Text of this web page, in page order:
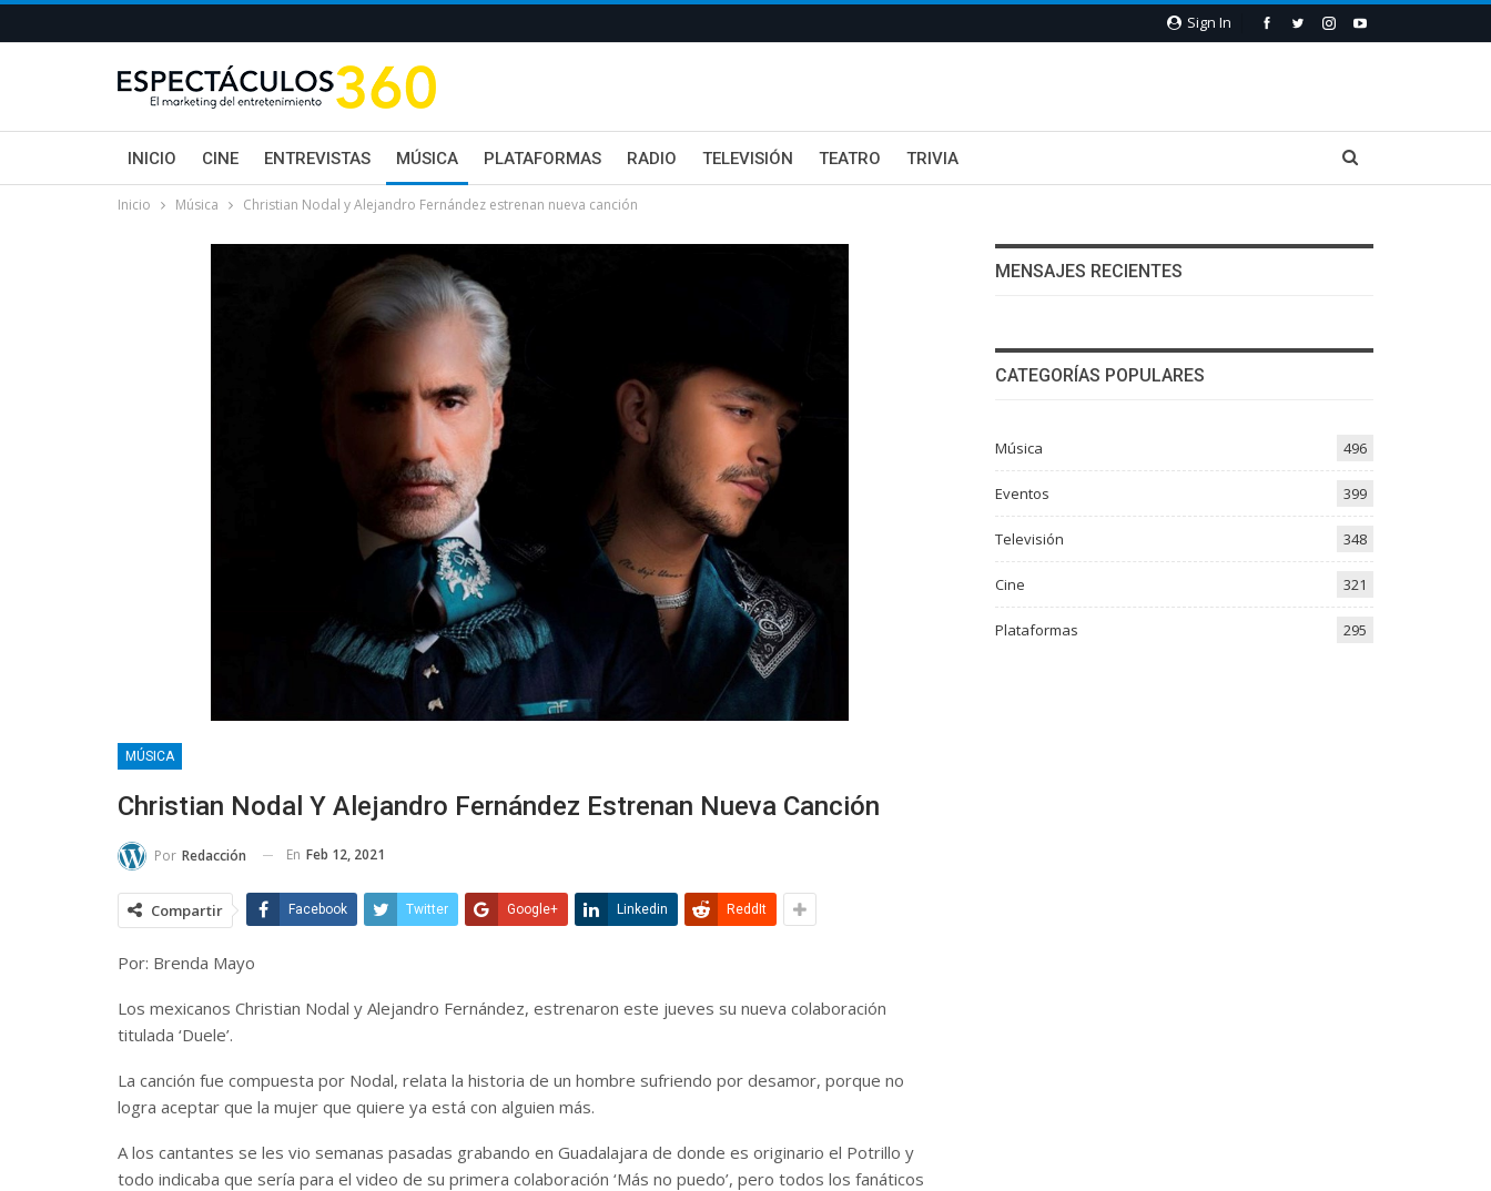
Sign In
INICIO CINE ENTREVISTAS MÚSICA PLATAFORMAS RADIO TELEVISIÓN TEATRO TRIVIA
Inicio Música Christian Nodal y Alejandro Fernández estrenan nueva canción
MÚSICA
Christian Nodal Y Alejandro Fernández Estrenan Nueva Canción
Por Redacción En Feb 12, 2021
Compartir Facebook Twitter Google+ Linkedin ReddIt
Por: Brenda Mayo
Los mexicanos Christian Nodal y Alejandro Fernández, estrenaron este jueves su nueva colaboración
titulada ‘Duele’.
La canción fue compuesta por Nodal, relata la historia de un hombre sufriendo por desamor, porque no
logra aceptar que la mujer que quiere ya está con alguien más.
A los cantantes se les vio semanas pasadas grabando en Guadalajara de donde es originario el Potrillo y
todo indicaba que sería para el video de su primera colaboración ‘Más no puedo’, pero todos los fanáticos
MENSAJES RECIENTES
CATEGORÍAS POPULARES
Música 496
Eventos 399
Televisión 348
Cine 321
Plataformas 295